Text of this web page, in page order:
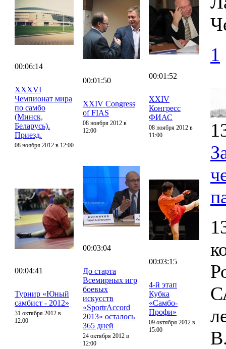
00:06:14
XXXVI
Чемпионат мира
по самбо
(Минск,
Беларусь).
Приезд.
08 ноября 2012 в 12:00
00:01:50
XXIV Congress
of FIAS
08 ноября 2012 в
12:00
00:01:52
XXIV
Конгресс
ФИАС
08 ноября 2012 в
11:00
00:04:41
Турнир «Юный
самбист - 2012»
31 октября 2012 в
12:00
00:03:04
До старта
Всемирных игр
боевых
искусств
«SportrAccord
2013» осталось
365 дней
24 октября 2012 в
12:00
00:03:15
4-й этап
Кубка
«Самбо-
Профи»
09 октября 2012 в
15:00
1